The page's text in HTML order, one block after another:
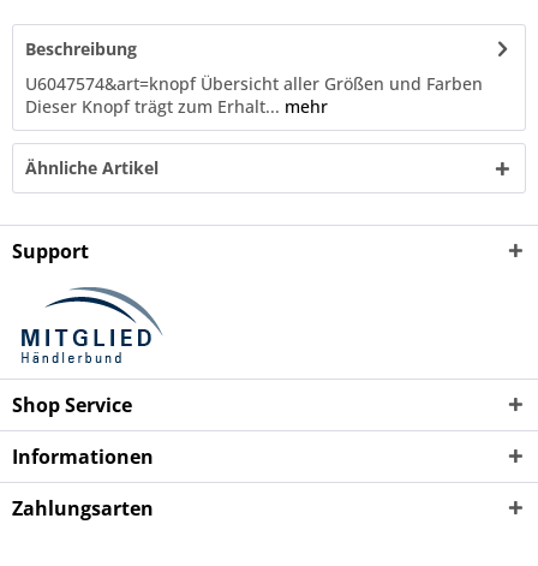
Beschreibung
U6047574&art=knopf Übersicht aller Größen und Farben
Dieser Knopf trägt zum Erhalt... mehr
Ähnliche Artikel
Support
Shop Service
Informationen
Zahlungsarten